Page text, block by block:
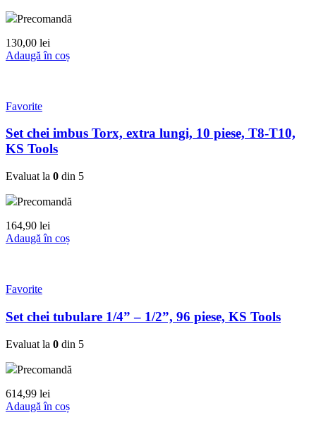
Precomandă
130,00 lei
Adaugă în coș
Favorite
Set chei imbus Torx, extra lungi, 10 piese, T8-T10,
KS Tools
Evaluat la 0 din 5
Precomandă
164,90 lei
Adaugă în coș
Favorite
Set chei tubulare 1/4” – 1/2”, 96 piese, KS Tools
Evaluat la 0 din 5
Precomandă
614,99 lei
Adaugă în coș